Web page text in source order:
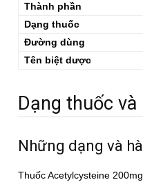
Thành phần
Dạng thuốc
Đường dùng
Tên biệt dược
Dạng thuốc
Những dạng và
Thuốc Acetylcysteine